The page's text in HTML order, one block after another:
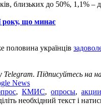
близьких до 50%, 1,1% –
року, що минає
половина українців
Telegram. Підписуйтесь на
News
, КМИС, опросы,
необхідний текст і